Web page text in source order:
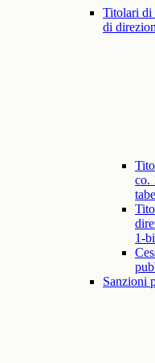
Titolari di
di
co.
1-
Sanzioni